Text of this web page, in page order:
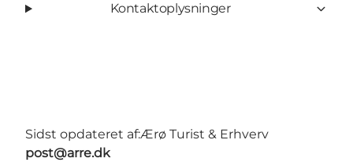
Kontaktoplysninger
Sidst opdateret af:Ærø Turist & Erhverv
post@arre.dk